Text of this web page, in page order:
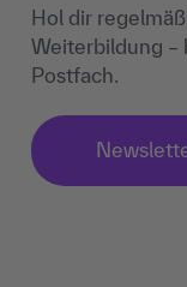
Hol dir
Weiterbildung –
Postfach.